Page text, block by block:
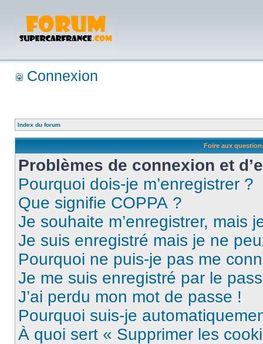
Connexion
Index du forum
Foire aux
Problèmes de connexion et
Pourquoi dois-je m’enregistrer ?
Que signifie COPPA ?
Je souhaite m’enregistrer, mais
Je suis enregistré mais je ne
Pourquoi ne puis-je pas me
Je me suis enregistré par le
J’ai perdu mon mot de passe !
Pourquoi suis-je
À quoi sert « Supprimer les